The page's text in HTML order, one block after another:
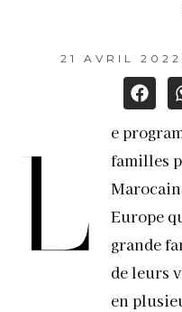
21 AVRIL 2022
L
e
familles
Europe
grande
de leurs
en